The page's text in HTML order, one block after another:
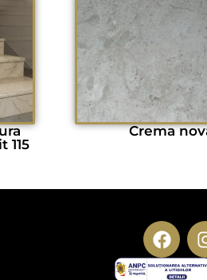
115
Crema